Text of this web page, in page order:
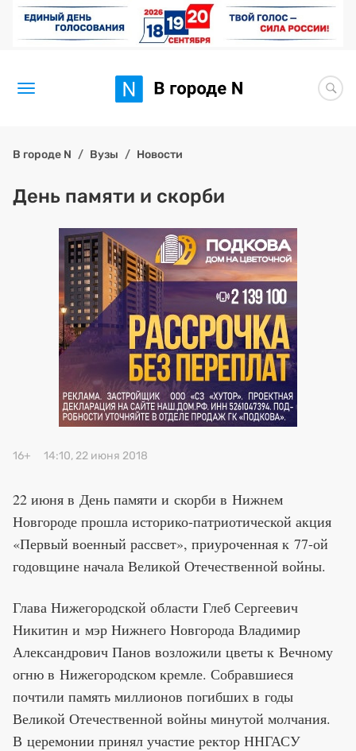
Новости
BORЩ
Искусство исцелять
Премия 2026 (текущая)
Премия 2025
Эксперты
В городе N Вузы Новости
День памяти и скорби
16+ 14:10, 22 июня 2018
22 июня в День памяти и скорби в Нижнем
Новгороде прошла историко-патриотической акция
«Первый военный рассвет», приуроченная к 77-ой
годовщине начала Великой Отечественной войны.
Глава Нижегородской области Глеб Сергеевич
Никитин и мэр Нижнего Новгорода Владимир
Александрович Панов возложили цветы к Вечному
огню в Нижегородском кремле. Собравшиеся
почтили память миллионов погибших в годы
Великой Отечественной войны минутой молчания.
В церемонии принял участие ректор ННГАСУ